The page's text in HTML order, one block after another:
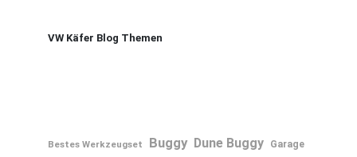
VW Käfer Blog Themen
Bestes Werkzeugset Buggy Dune Buggy
Garage